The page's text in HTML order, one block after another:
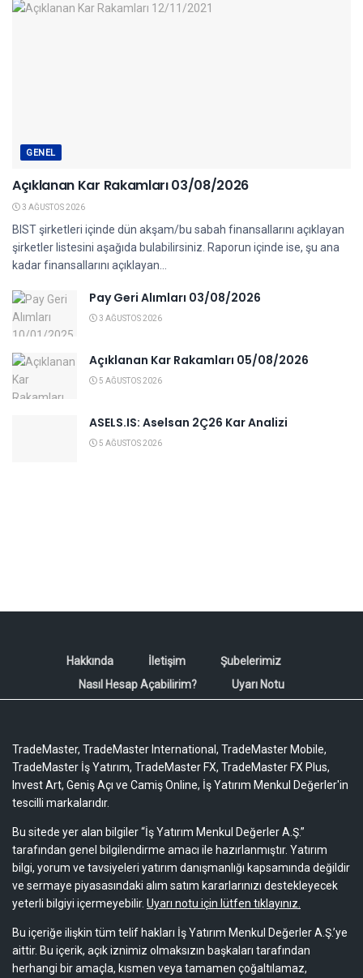
GENEL
Açıklanan Kar Rakamları 03/08/2026
3 AĞUSTOS 2026
BIST şirketleri içinde dün akşam/bu sabah finansallarını açıklayan
şirketler listesini aşağıda bulabilirsiniz. Raporun içinde ise, şu ana
kadar finansallarını açıklayan...
Pay Geri Alımları 03/08/2026
3 AĞUSTOS 2026
Açıklanan Kar Rakamları 05/08/2026
5 AĞUSTOS 2026
ASELS.IS: Aselsan 2Ç26 Kar Analizi
5 AĞUSTOS 2026
Hakkında İletişim
Şubelerimiz
Nasıl Hesap Açabilirim?
Uyarı Notu
TradeMaster, TradeMaster International, TradeMaster Mobile,
TradeMaster İş Yatırım, TradeMaster FX, TradeMaster FX Plus,
Invest Art, Geniş Açı ve Camiş Online, İş Yatırım Menkul Değerler'in
tescilli markalarıdır.
Bu sitede yer alan bilgiler “İş Yatırım Menkul Değerler A.Ş.”
tarafından genel bilgilendirme amacı ile hazırlanmıştır. Yatırım
bilgi, yorum ve tavsiyeleri yatırım danışmanlığı kapsamında değildir
ve sermaye piyasasındaki alım satım kararlarınızı destekleyecek
yeterli bilgiyi içermeyebilir. Uyarı notu için lütfen tıklayınız.
Bu içeriğe ilişkin tüm telif hakları İş Yatırım Menkul Değerler A.Ş.’ye
aittir. Bu içerik, açık iznimiz olmaksızın başkaları tarafından
herhangi bir amaçla, kısmen veya tamamen çoğaltılamaz,